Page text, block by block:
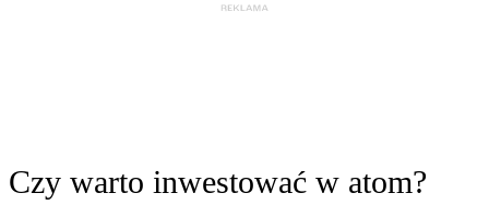
Czy warto inwestować w atom?